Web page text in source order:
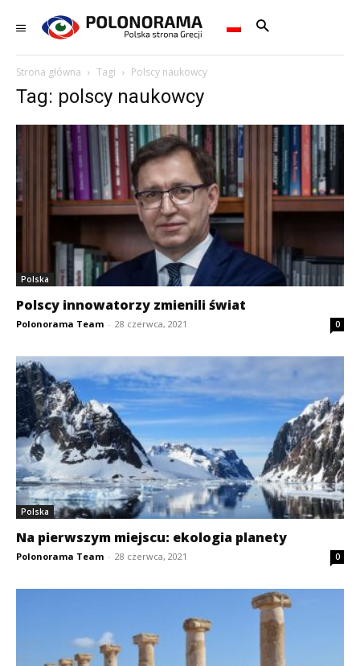
Strona główna Tagi Polscy naukowcy
Tag: polscy naukowcy
Polska
Polscy innowatorzy zmienili świat
Polonorama Team - 28 czerwca, 2021 0
Polska
Na pierwszym miejscu: ekologia planety
Polonorama Team - 28 czerwca, 2021 0